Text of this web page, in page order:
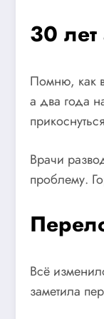
30
Помню, как
а два года
Врачи
проблему.
Всё
заметила